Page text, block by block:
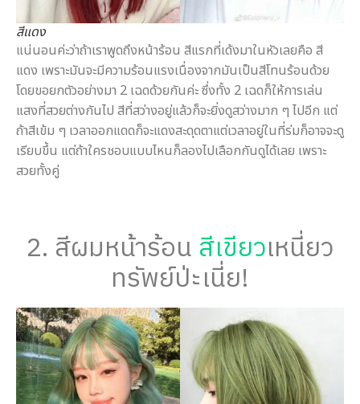
สีแดง
แน่นอนค่ะว่าถ้าเราพูดถึงหน้าร้อน สีแรกที่เด้งมาในหัวเลยคือ สี
แดง เพราะมันจะมีความร้อนแรงเนื่องจากมันเป็นสีโทนร้อนด้วย
โดยขอยกตัวอย่างมา 2 เฉดด้วยกันค่ะ ซึ่งทั้ง 2 เฉดก็ให้การเล่น
แสงที่สวยต่างกันไป สีที่สว่างอยู่แล้วก็จะยิ่งดูสว่างมาก ๆ ไปอีก แต่
ถ้าสีเข้ม ๆ เวลาออกแดดก็จะแดงสะดุดตาแต่เวลาอยู่ในที่ร่มก็อาจจะดู
เรียบขึ้น แต่ถ้าใครชอบแบบไหนก็ลองไปเลือกกันดูได้เลย เพราะ
สวยทั้งคู่
2. สีผมหน้าร้อน สีเขียวเหนี่ยว
ทรัพย์ป่ะเนี่ย!